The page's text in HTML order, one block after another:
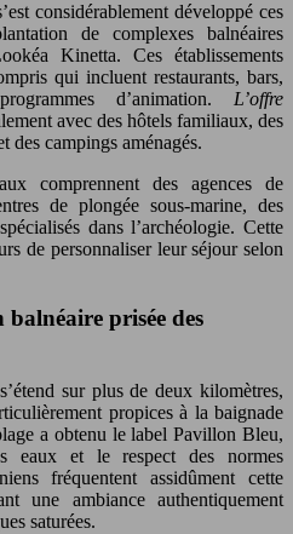
considérablement développé ces
de complexes balnéaires
Kinetta. Ces établissements
qui incluent restaurants, bars,
d’animation. L’offre
avec des hôtels familiaux, des
des campings aménagés.
comprennent des agences de
de plongée sous-marine, des
dans l’archéologie. Cette
de personnaliser leur séjour selon
prisée des
sur plus de deux kilomètres,
propices à la baignade
a obtenu le label Pavillon Bleu,
eaux et le respect des normes
fréquentent assidûment cette
une ambiance authentiquement
saturées.